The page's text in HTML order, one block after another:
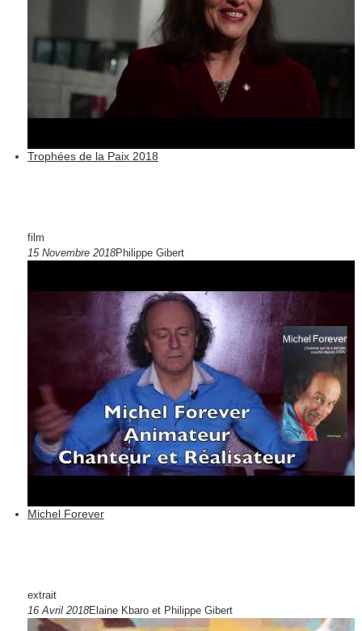
Trophées de la Paix 2018
film
15 Novembre 2018Philippe Gibert
Michel Forever
extrait
16 Avril 2018Elaine Kbaro et Philippe Gibert